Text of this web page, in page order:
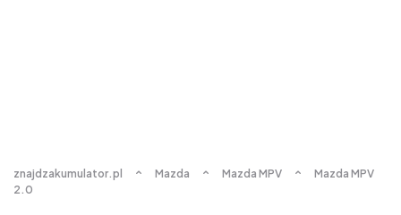
znajdzakumulator.pl Mazda Mazda MPV
Mazda MPV
2.0